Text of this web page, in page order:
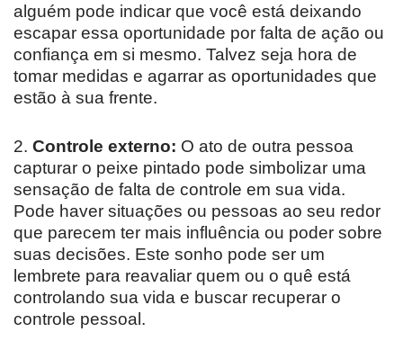
alguém pode indicar que você está deixando
escapar essa oportunidade por falta de ação ou
confiança em si mesmo. Talvez seja hora de
tomar medidas e agarrar as oportunidades que
estão à sua frente.
2. Controle externo: O ato de outra pessoa
capturar o peixe pintado pode simbolizar uma
sensação de falta de controle em sua vida.
Pode haver situações ou pessoas ao seu redor
que parecem ter mais influência ou poder sobre
suas decisões. Este sonho pode ser um
lembrete para reavaliar quem ou o quê está
controlando sua vida e buscar recuperar o
controle pessoal.